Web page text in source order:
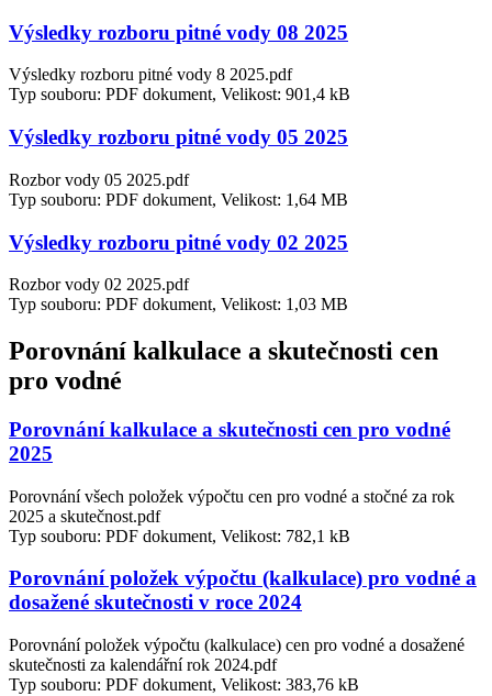
Výsledky rozboru pitné vody 08 2025
Výsledky rozboru pitné vody 8 2025.pdf
Typ souboru: PDF dokument, Velikost: 901,4 kB
Výsledky rozboru pitné vody 05 2025
Rozbor vody 05 2025.pdf
Typ souboru: PDF dokument, Velikost: 1,64 MB
Výsledky rozboru pitné vody 02 2025
Rozbor vody 02 2025.pdf
Typ souboru: PDF dokument, Velikost: 1,03 MB
Porovnání kalkulace a skutečnosti cen
pro vodné
Porovnání kalkulace a skutečnosti cen pro vodné
2025
Porovnání všech položek výpočtu cen pro vodné a stočné za rok
2025 a skutečnost.pdf
Typ souboru: PDF dokument, Velikost: 782,1 kB
Porovnání položek výpočtu (kalkulace) pro vodné a
dosažené skutečnosti v roce 2024
Porovnání položek výpočtu (kalkulace) cen pro vodné a dosažené
skutečnosti za kalendářní rok 2024.pdf
Typ souboru: PDF dokument, Velikost: 383,76 kB